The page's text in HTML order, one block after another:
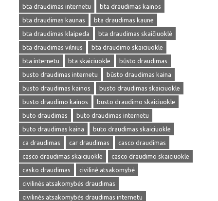
bta draudimas internetu
bta draudimas kainos
bta draudimas kaunas
bta draudimas kaune
bta draudimas klaipeda
bta draudimas skaičiuoklė
bta draudimas vilnius
bta draudimo skaiciuokle
bta internetu
bta skaiciuokle
būsto draudimas
busto draudimas internetu
būsto draudimas kaina
busto draudimas kainos
busto draudimas skaiciuokle
busto draudimo kainos
busto draudimo skaiciuokle
buto draudimas
buto draudimas internetu
buto draudimas kaina
buto draudimas skaiciuokle
ca draudimas
car draudimas
casco draudimas
casco draudimas skaiciuokle
casco draudimo skaiciuokle
casko draudimas
civilinė atsakomybė
civilinės atsakomybės draudimas
civilinės atsakomybės draudimas internetu